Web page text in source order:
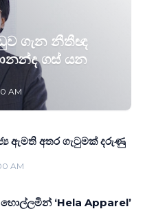
ගැන නීතීඥ
ගස් යන
AM
ඇමති අතර ගැටුමක් දරුණු
AM
‘Hela Apparel’